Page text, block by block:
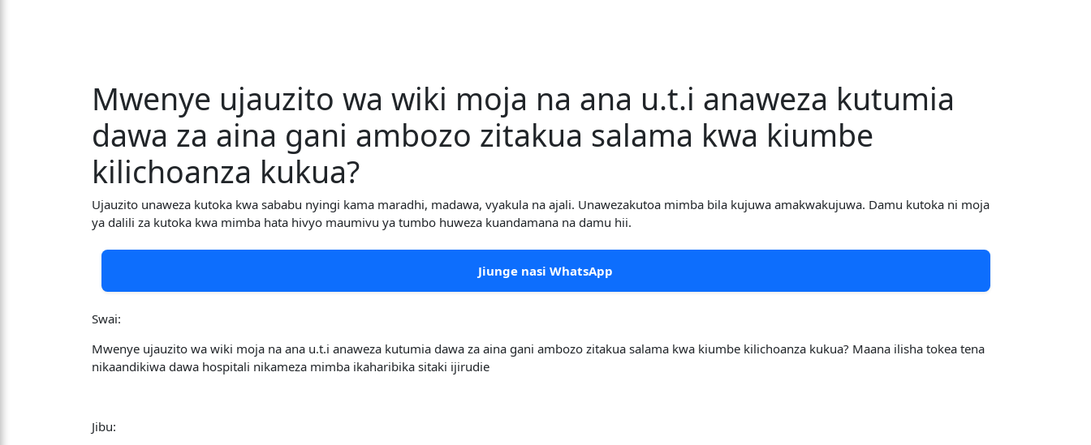
Mwenye ujauzito wa wiki moja na ana u.t.i anaweza kutumia
dawa za aina gani ambozo zitakua salama kwa kiumbe
kilichoanza kukua?
Ujauzito unaweza kutoka kwa sababu nyingi kama maradhi, madawa, vyakula na ajali. Unawezakutoa mimba bila kujuwa amakwakujuwa. Damu kutoka ni moja
ya dalili za kutoka kwa mimba hata hivyo maumivu ya tumbo huweza kuandamana na damu hii.
Jiunge nasi WhatsApp
Swai:
Mwenye ujauzito wa wiki moja na ana u.t.i anaweza kutumia dawa za aina gani ambozo zitakua salama kwa kiumbe kilichoanza kukua? Maana ilisha tokea tena
nikaandikiwa dawa hospitali nikameza mimba ikaharibika sitaki ijirudie
Jibu: